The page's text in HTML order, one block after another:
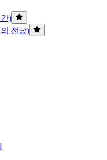
)
전당)